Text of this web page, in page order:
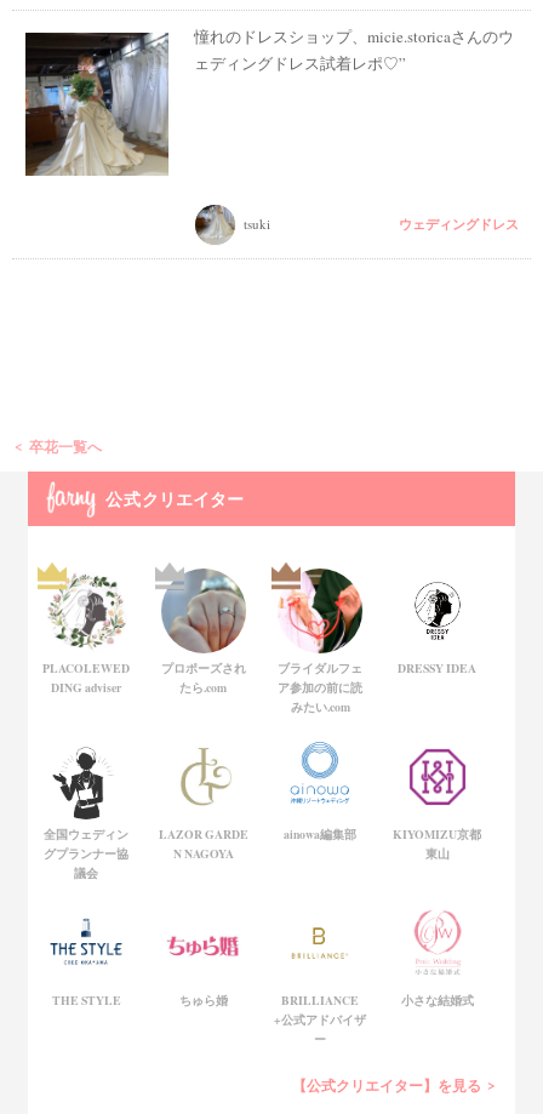
憧れのドレスショップ、micie.storicaさんのウ
ェディングドレス試着レポ♡”
tsuki ウェディングドレス
卒花一覧へ
公式クリエイター
PLACOLEWED
DING adviser
プロポーズされ
たら.com
ブライダルフェ
ア参加の前に読
みたい.com
DRESSY IDEA
全国ウェディン
グプランナー協
議会
LAZOR GARDE
N NAGOYA
ainowa編集部
KIYOMIZU京都
東山
THE STYLE ちゅら婚
BRILLIANCE
+公式アドバイザ
ー
小さな結婚式
【公式クリエイター】を見る